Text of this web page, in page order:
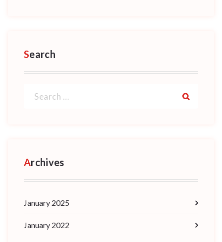
Search
for:
Archives
January 2025
January 2022